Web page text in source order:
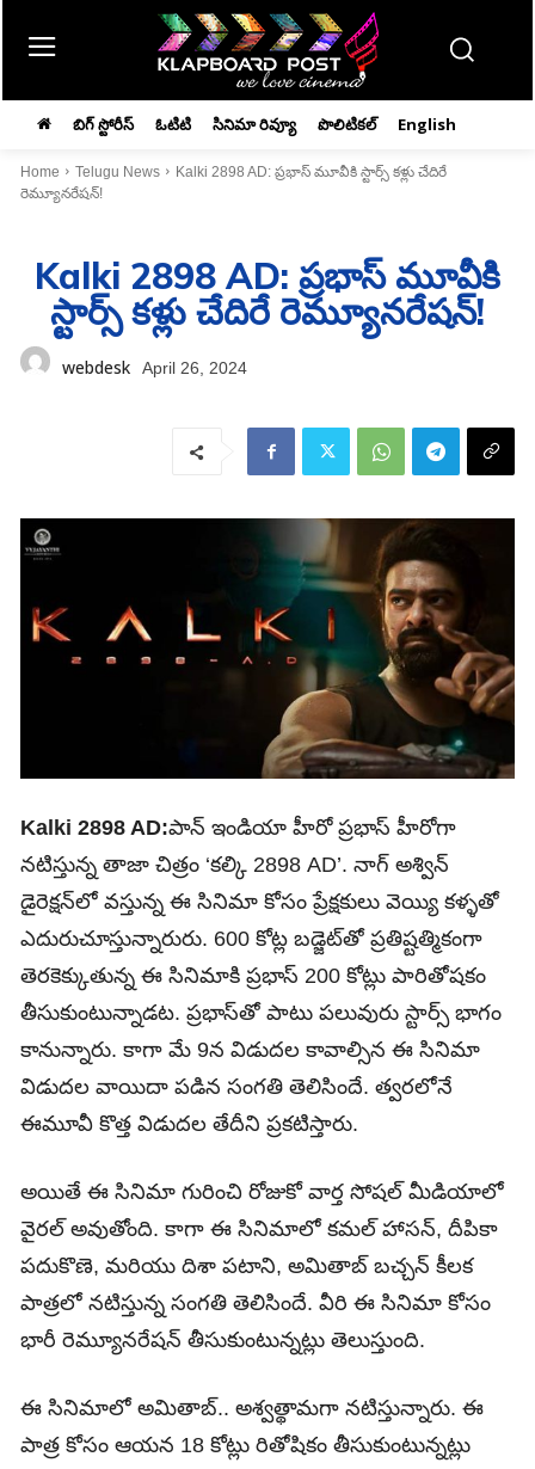
బిగ్ స్టోరీస్ ఓటిటి సినిమా రివ్యూ పొలిటికల్ English
Home Telugu News
Kalki 2898 AD: ప్రభాస్‌ మూవీకి స్టార్స్‌ కళ్లు చేదిరే
రెమ్యూనరేషన్‌!
Kalki 2898 AD: ప్రభాస్‌ మూవీకి
స్టార్స్‌ కళ్లు చేదిరే రెమ్యూనరేషన్‌!
webdesk April 26, 2024
Kalki 2898 AD:పాన్‌ ఇండియా హీరో ప్రభాస్‌ హీరోగా
నటిస్తున్న తాజా చిత్రం ‘కల్కి 2898 AD’. నాగ్ అశ్విన్
డైరెక్షన్‌లో వస్తున్న ఈ సినిమా కోసం ప్రేక్షకులు వెయ్యి కళ్ళతో
ఎదురుచూస్తున్నారురు. 600 కోట్ల బడ్జెట్‌తో ప్రతిష్టత్మికంగా
తెరకెక్కుతున్న ఈ సినిమాకి ప్రభాస్‌ 200 కోట్లు పారితోషకం
తీసుకుంటున్నాడట. ప్రభాస్‌తో పాటు పలువురు స్టార్స్‌ భాగం
కానున్నారు. కాగా మే 9న విడుదల కావాల్సిన ఈ సినిమా
విడుదల వాయిదా పడిన సంగతి తెలిసిందే. త్వరలోనే
ఈమూవీ కొత్త విడుదల తేదీని ప్రకటిస్తారు.
అయితే ఈ సినిమా గురించి రోజుకో వార్త సోషల్ మీడియాలో
వైరల్ అవుతోంది. కాగా ఈ సినిమాలో కమల్ హాసన్, దీపికా
పదుకొణె, మరియు దిశా పటాని, అమితాబ్ బచ్చన్ కీలక
పాత్రలో నటిస్తున్న సంగతి తెలిసిందే. వీరి ఈ సినిమా కోసం
భారీ రెమ్యూనరేషన్‌ తీసుకుంటున్నట్లు తెలుస్తుంది.
ఈ సినిమాలో అమితాబ్‌.. అశ్వత్థామగా నటిస్తున్నారు. ఈ
పాత్ర కోసం ఆయన 18 కోట్లు రితోషికం తీసుకుంటున్నట్లు